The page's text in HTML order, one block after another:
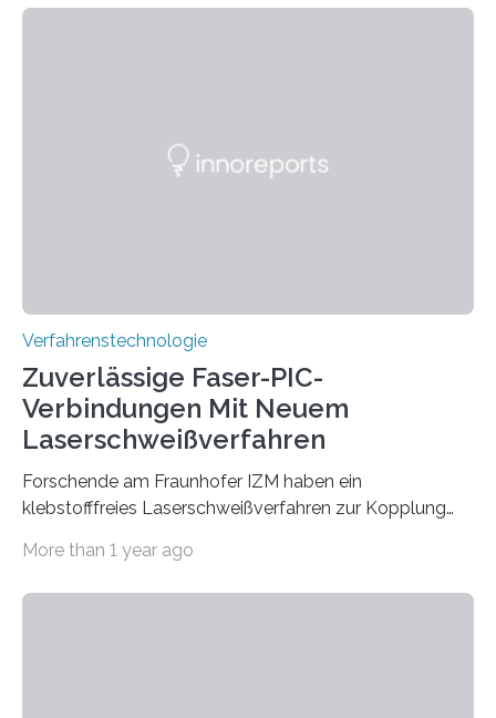
brennen, der Grundstoff für baufertigen Zement. Wenig
Verfahrenstechnologie
Zuverlässige Faser-PIC-
Verbindungen Mit Neuem
Laserschweißverfahren
Forschende am Fraunhofer IZM haben ein
klebstofffreies Laserschweißverfahren zur Kopplung
optischen Glasfasern realisiert, welches auch in
More than 1 year ago